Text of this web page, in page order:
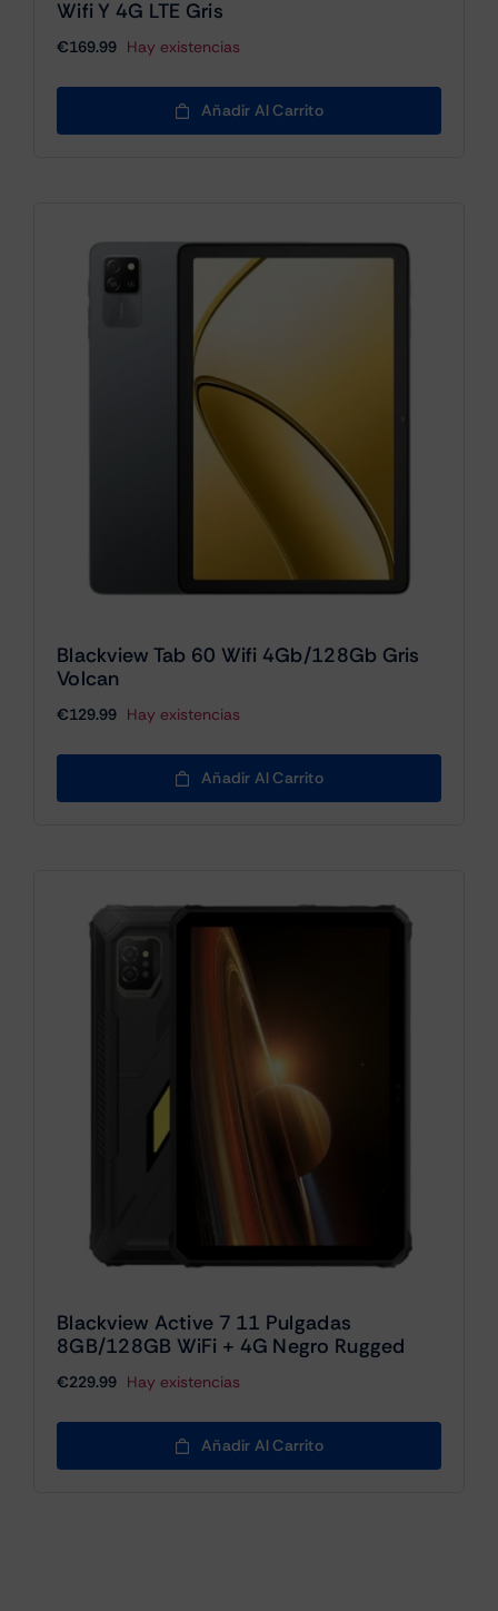
Wifi Y 4G LTE Gris
€169.99 Hay existencias
Añadir Al Carrito
Blackview Tab 60 Wifi 4Gb/128Gb Gris
Volcan
€129.99 Hay existencias
Añadir Al Carrito
Blackview Active 7 11 Pulgadas
8GB/128GB WiFi + 4G Negro Rugged
€229.99 Hay existencias
Añadir Al Carrito